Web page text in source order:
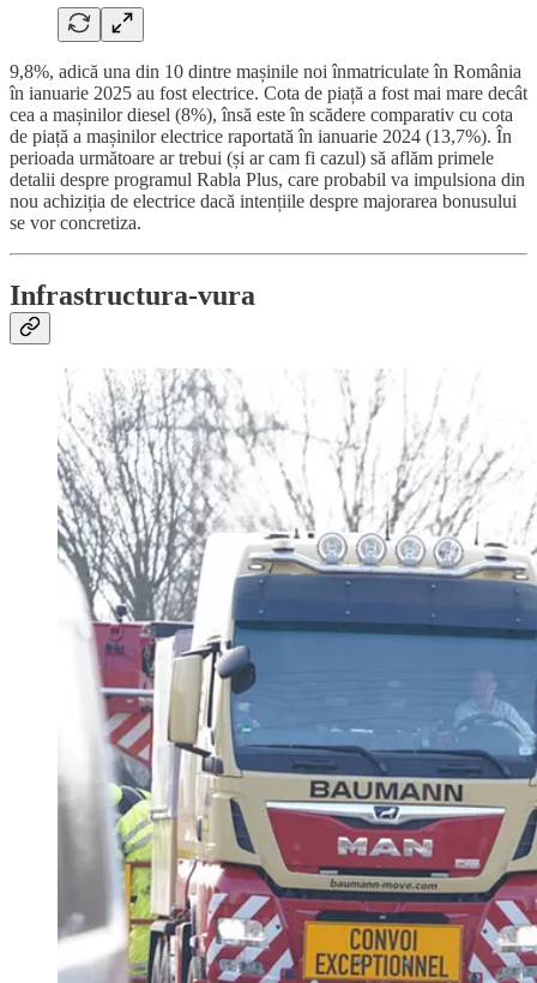
9,8%, adică una din 10 dintre mașinile noi înmatriculate în România
în ianuarie 2025 au fost electrice. Cota de piață a fost mai mare decât
cea a mașinilor diesel (8%), însă este în scădere comparativ cu cota
de piață a mașinilor electrice raportată în ianuarie 2024 (13,7%). În
perioada următoare ar trebui (și ar cam fi cazul) să aflăm primele
detalii despre programul Rabla Plus, care probabil va impulsiona din
nou achiziția de electrice dacă intențiile despre majorarea bonusului
se vor concretiza.
Infrastructura-vura